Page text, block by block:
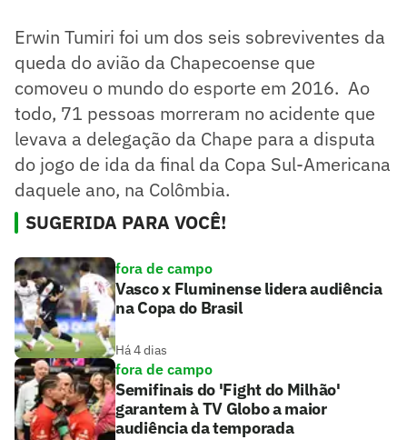
Erwin Tumiri foi um dos seis sobreviventes da
queda do avião da Chapecoense que
comoveu o mundo do esporte em 2016. Ao
todo, 71 pessoas morreram no acidente que
levava a delegação da Chape para a disputa
do jogo de ida da final da Copa Sul-Americana
daquele ano, na Colômbia.
SUGERIDA PARA VOCÊ!
fora de campo
Vasco x Fluminense lidera audiência
na Copa do Brasil
Há 4 dias
fora de campo
Semifinais do 'Fight do Milhão'
garantem à TV Globo a maior
audiência da temporada